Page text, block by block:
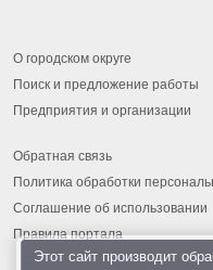
О городском округе
Поиск и предложение работы
Предприятия и организации
Обратная связь
Политика обработки
Соглашение об использовании
Правила портала
Этот сайт производит